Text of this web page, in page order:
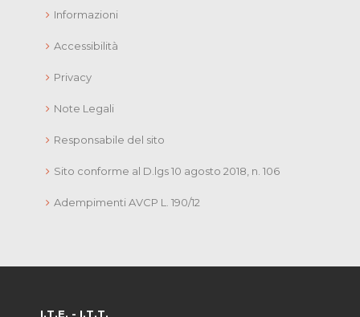
Informazioni
Accessibilità
Privacy
Note Legali
Responsabile del sito
Sito conforme al D.lgs 10 agosto 2018, n. 106
Adempimenti AVCP L. 190/12
I.T.E. - I.T.T.